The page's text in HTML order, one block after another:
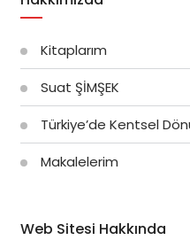
Kitaplarım
Suat ŞİMŞEK
Türkiye’de Kentsel
Makalelerim
Web Sitesi Hakkında